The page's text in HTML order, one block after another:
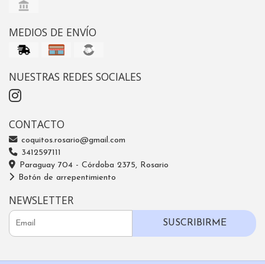
MEDIOS DE ENVÍO
NUESTRAS REDES SOCIALES
CONTACTO
coquitos.rosario@gmail.com
3412597111
Paraguay 704 - Córdoba 2375, Rosario
Botón de arrepentimiento
NEWSLETTER
SUSCRIBIRME